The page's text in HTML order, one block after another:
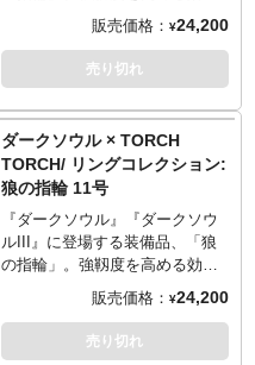
21号/円周 61.7mm
──────────────────
■マテリアル
■造型: 大畠雅人
TORCH TORCH OFFICIAL
SITE：http://www.torchtorch.jp
TORCH TORCHのコダワリを
monoマガジンでご紹介いただき
術とこだわりをつぎ込んだ自信
作を、ぜひお手にとってご堪能
的に荒い仕上げや傷を施してお
ります。
※ハンドメイドで作られている
ため、ひとつひとつの色合いや
表情が微妙に異なります。
──────────────────
17号/円周 57.6mm
──────────────────
■マテリアル
※ゲーム中の色合いを再現する
ため、特殊な加工を施しており
ます。強い摩擦を加えると、表
ます。
※世界観を再現するため、意図
的に荒い仕上げや傷を施してお
ります。
※国内の職人によってハンドメ
イドで作られているため、ひと
つひとつの色合いや表情が微妙
──────────────────
■サイズ
23号/円周63.9mm
けします。フォルムの完全な再
現はもちろん、狼の姿を手作業
で彫り込んだような質感、リア
ルな古代感が漂う金属の味わ
ーム中そのままの風合いを実現
しました。フロム・ソフトウェ
アの完全監修を経て、『ダーク
ソウル』 の世界観をこの小さな
指輪に凝縮。この「錆び／寂
び」の複雑な表情を、ぜひじっ
※ゲーム中の色合いを再現する
ため、特殊な加工を施しており
ます。強い摩擦を加えると、表
を持つこの指輪は、プレイヤー
人気が特に高いキャラクター・
騎士アルトリウスに由来がある
ことでも知られ、攻略の実用性
す。
グウィン王に仕えた四騎士の一
人であり、「深淵歩き」の異名
を持つアルトリウス。その伝説
とともに在った指輪を、ゲーム
の世界そのままの再現度でお届
現はもちろん、狼の姿を手作業
で彫り込んだような質感、リア
ルな古代感が漂う金属の味わ
販売価格： ¥24,200
売り切れ
ダークソウル × TORCH
TORCH/ リングコレクション:
狼の指輪 11号
『ダークソウル』『ダークソウ
ルIII』に登場する装備品、「狼
の指輪」。強靱度を高める効果
を持つこの指輪は、プレイヤー
人気が特に高いキャラクター・
騎士アルトリウスに由来がある
ことでも知られ、攻略の実用性
販売価格： ¥24,200
売り切れ